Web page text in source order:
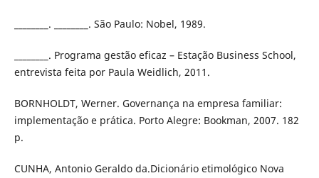
________. ________. São Paulo: Nobel, 1989.
________. Programa gestão eficaz – Estação Business School,
entrevista feita por Paula Weidlich, 2011.
BORNHOLDT, Werner. Governança na empresa familiar:
implementação e prática. Porto Alegre: Bookman, 2007. 182
p.
CUNHA, Antonio Geraldo da.Dicionário etimológico Nova